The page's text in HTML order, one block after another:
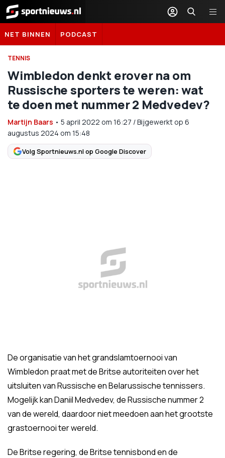
Sportnieuws.nl
NET BINNEN PODCAST
TENNIS
Wimbledon denkt erover na om
Russische sporters te weren: wat
te doen met nummer 2 Medvedev?
Martijn Baars • 5 april 2022 om 16:27 /Bijgewerkt op 6
augustus 2024 om 15:48
Volg Sportnieuws.nl op Google Discover
De organisatie van het grandslamtoernooi van
Wimbledon praat met de Britse autoriteiten over het
uitsluiten van Russische en Belarussische tennissers.
Mogelijk kan Daniil Medvedev, de Russische nummer 2
van de wereld, daardoor niet meedoen aan het grootste
grastoernooi ter wereld.
De Britse regering, de Britse tennisbond en de